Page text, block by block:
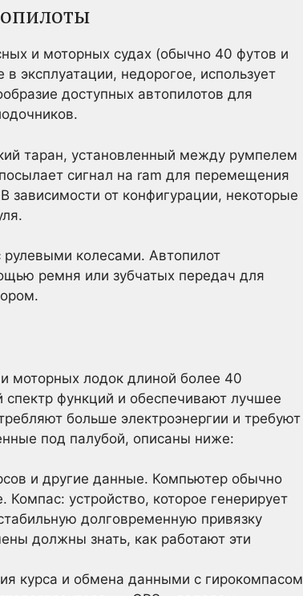
и моторных судах (обычно 40 футов и
эксплуатации, недорогое, использует
доступных автопилотов для
таран, установленный между румпелем
сигнал на ram для перемещения
зависимости от конфигурации, некоторые
рулевыми колесами. Автопилот
ремня или зубчатых передач для
моторных лодок длиной более 40
функций и обеспечивают лучшее
больше электроэнергии и требуют
под палубой, описаны ниже:
и другие данные. Компьютер обычно
устройство, которое генерирует
долговременную привязку
должны знать, как работают эти
курса и обмена данными с гирокомпасом